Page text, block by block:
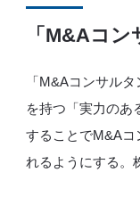
「M&Aコ
「M&Aコンサル
を持つ「実力のあ
することでM&Aコ
れるようにする。